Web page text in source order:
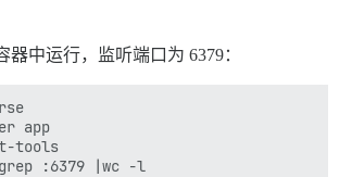
器中运行，监听端口为 6379：
app
tools
:6379 |wc -l